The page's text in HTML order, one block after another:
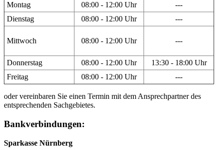
Montag 08:00 - 12:00 Uhr
---
Dienstag
08:00 - 12:00 Uhr ---
Mittwoch 08:00 - 12:00 Uhr ---
Donnerstag 08:00 - 12:00 Uhr
13:30 - 18:00 Uhr
Freitag
08:00 - 12:00 Uhr ---
oder vereinbaren Sie einen Termin mit dem Ansprechpartner des
entsprechenden Sachgebietes.
Bankverbindungen:
Sparkasse Nürnberg